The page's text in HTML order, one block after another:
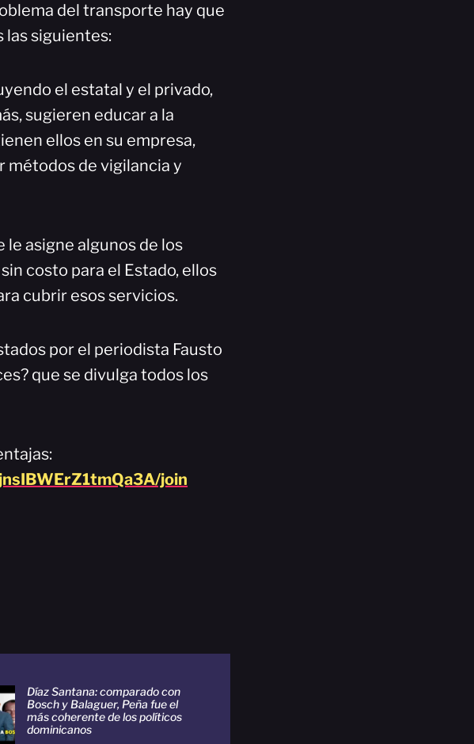
del transporte hay que
las siguientes:
el estatal y el privado,
sugieren educar a la
ellos en su empresa,
métodos de vigilancia y
asigne algunos de los
costo para el Estado, ellos
cubrir esos servicios.
por el periodista Fausto
que se divulga todos los
join
Díaz Santana: comparado con
Bosch y Balaguer, Peña fue el
más coherente de los políticos
dominicanos